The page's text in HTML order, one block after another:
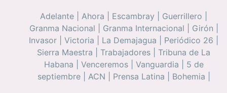
Adelante Ahora Escambray Guerrillero
Granma Nacional
Granma Internacional Girón
Invasor
Victoria La Demajagua Periódico 26
Sierra Maestra
Trabajadores
Tribuna de La
Habana
Venceremos| Vanguardia
5 de
septiembre| ACN Prensa Latina Bohemia